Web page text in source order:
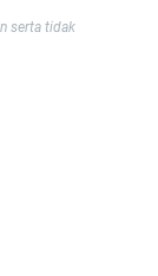
serta tidak